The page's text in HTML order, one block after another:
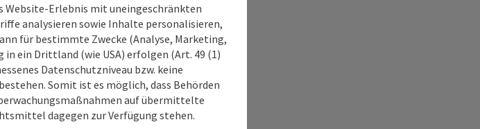
Anfrage
Website-Erlebnis mit uneingeschränkten
analysieren sowie Inhalte personalisieren,
für bestimmte Zwecke (Analyse, Marketing,
ein Drittland (wie USA) erfolgen (Art. 49 (1)
Datenschutzniveau bzw. keine
Somit ist es möglich, dass Behörden
auf übermittelte
dagegen zur Verfügung stehen.